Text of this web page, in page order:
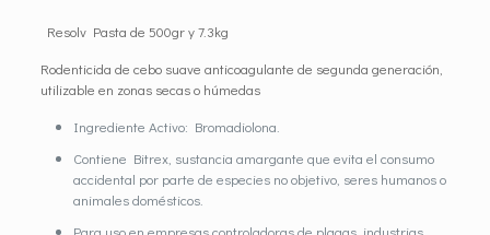
Resolv Pasta de 500gr y 7.3kg
Rodenticida de cebo suave anticoagulante de segunda generación,
utilizable en zonas secas o húmedas
Ingrediente Activo: Bromadiolona.
Contiene Bitrex, sustancia amargante que evita el consumo
accidental por parte de especies no objetivo, seres humanos o
animales domésticos.
Para uso en empresas controladoras de plagas, industrias,